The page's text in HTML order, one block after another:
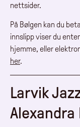
Larvik
Alexandra
nettsider.
På Bølgen kan du
innslipp viser du
hjemme, eller
her.